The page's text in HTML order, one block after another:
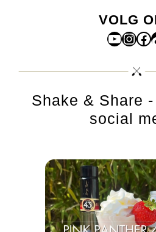
VOLG
Shake & Share
social